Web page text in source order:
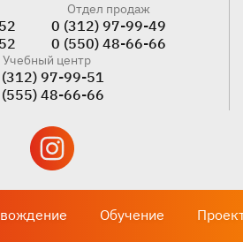
Отдел продаж
0 (312) 97-99-49
0 (550) 48-66-66
Учебный центр
97-99-51
48-66-66
Обучение